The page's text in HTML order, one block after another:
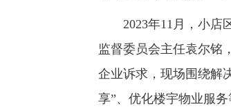
2023年11月，小店区
监督委员会主任袁尔铭
企业诉求，现场围绕解
享”、优化楼宇物业服